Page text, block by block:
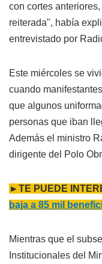
con cortes
reiterada", había
entrevistado por
Este miércoles se
cuando
que algunos
personas que iban
Además el ministro
dirigente del Polo
►TE PUEDE
baja a 85 mil
Mientras que el
Institucionales del